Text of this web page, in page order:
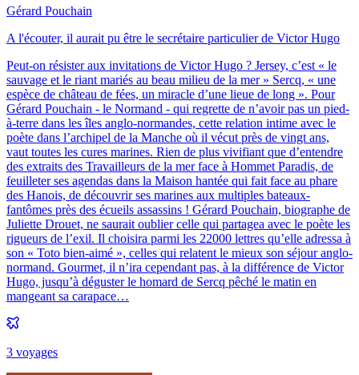
Gérard Pouchain
A l'écouter, il aurait pu être le secrétaire particulier de Victor Hugo
Peut-on résister aux invitations de Victor Hugo ? Jersey, c’est « le
sauvage et le riant mariés au beau milieu de la mer » Sercq, « une
espèce de château de fées, un miracle d’une lieue de long ». Pour
Gérard Pouchain - le Normand - qui regrette de n’avoir pas un pied-
à-terre dans les îles anglo-normandes, cette relation intime avec le
poète dans l’archipel de la Manche où il vécut près de vingt ans,
vaut toutes les cures marines. Rien de plus vivifiant que d’entendre
des extraits des Travailleurs de la mer face à Hommet Paradis, de
feuilleter ses agendas dans la Maison hantée qui fait face au phare
des Hanois, de découvrir ses marines aux multiples bateaux-
fantômes près des écueils assassins ! Gérard Pouchain, biographe de
Juliette Drouet, ne saurait oublier celle qui partagea avec le poète les
rigueurs de l’exil. Il choisira parmi les 22000 lettres qu’elle adressa à
son « Toto bien-aimé », celles qui relatent le mieux son séjour anglo-
normand. Gourmet, il n’ira cependant pas, à la différence de Victor
Hugo, jusqu’à déguster le homard de Sercq pêché le matin en
mangeant sa carapace…
3 voyages